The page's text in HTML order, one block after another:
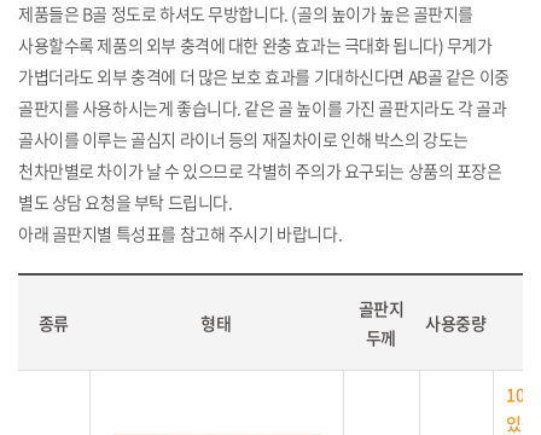
제품들은 B골 정도로 하셔도 무방합니다. (골의 높이가 높은 골판지를
사용할수록 제품의 외부 충격에 대한 완충 효과는 극대화 됩니다) 무게가
가볍더라도 외부 충격에 더 많은 보호 효과를 기대하신다면 AB골 같은 이중
골판지를 사용하시는게 좋습니다. 같은 골 높이를 가진 골판지라도 각 골과
골사이를 이루는 골심지 라이너 등의 재질차이로 인해 박스의 강도는
천차만별로 차이가 날 수 있으므로 각별히 주의가 요구되는 상품의 포장은
별도 상담 요청을 부탁 드립니다.
아래 골판지별 특성표를 참고해 주시기 바랍니다.
종류 형태
골판지
두께
사용중량
있